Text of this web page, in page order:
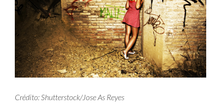
Crédito: Shutterstock/Jose As Reyes